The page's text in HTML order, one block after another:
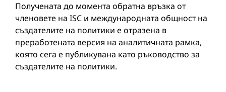
Получената до момента обратна връзка от
членовете на ISC и международната общност на
създателите на политики е отразена в
преработената версия на аналитичната рамка,
която сега е публикувана като ръководство за
създателите на политики.